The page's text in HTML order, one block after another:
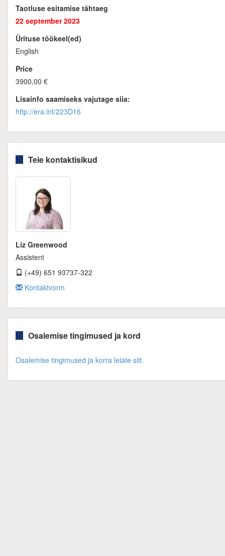
Taotluse esitamise tähtaeg
22 september 2023
Ürituse töökeel(ed)
English
Price
3900,00 €
Lisainfo saamiseks vajutage siia:
http://era.int/223D16
Teie kontaktisikud
Liz Greenwood
Assistent
(+49) 651 93737-322
Kontaktvorm
Osalemise tingimused ja kord
Osalemise tingimused ja korra leiate siit.